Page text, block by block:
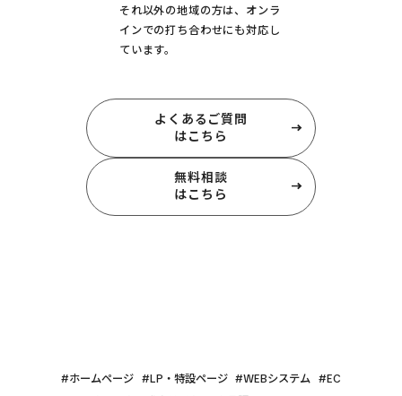
それ以外の地域の方は、オンラ
インでの打ち合わせにも対応し
ています。
よくあるご質問
はこちら
無料相談
はこちら
ホームページ LP・特設ページ WEBシステム
EC